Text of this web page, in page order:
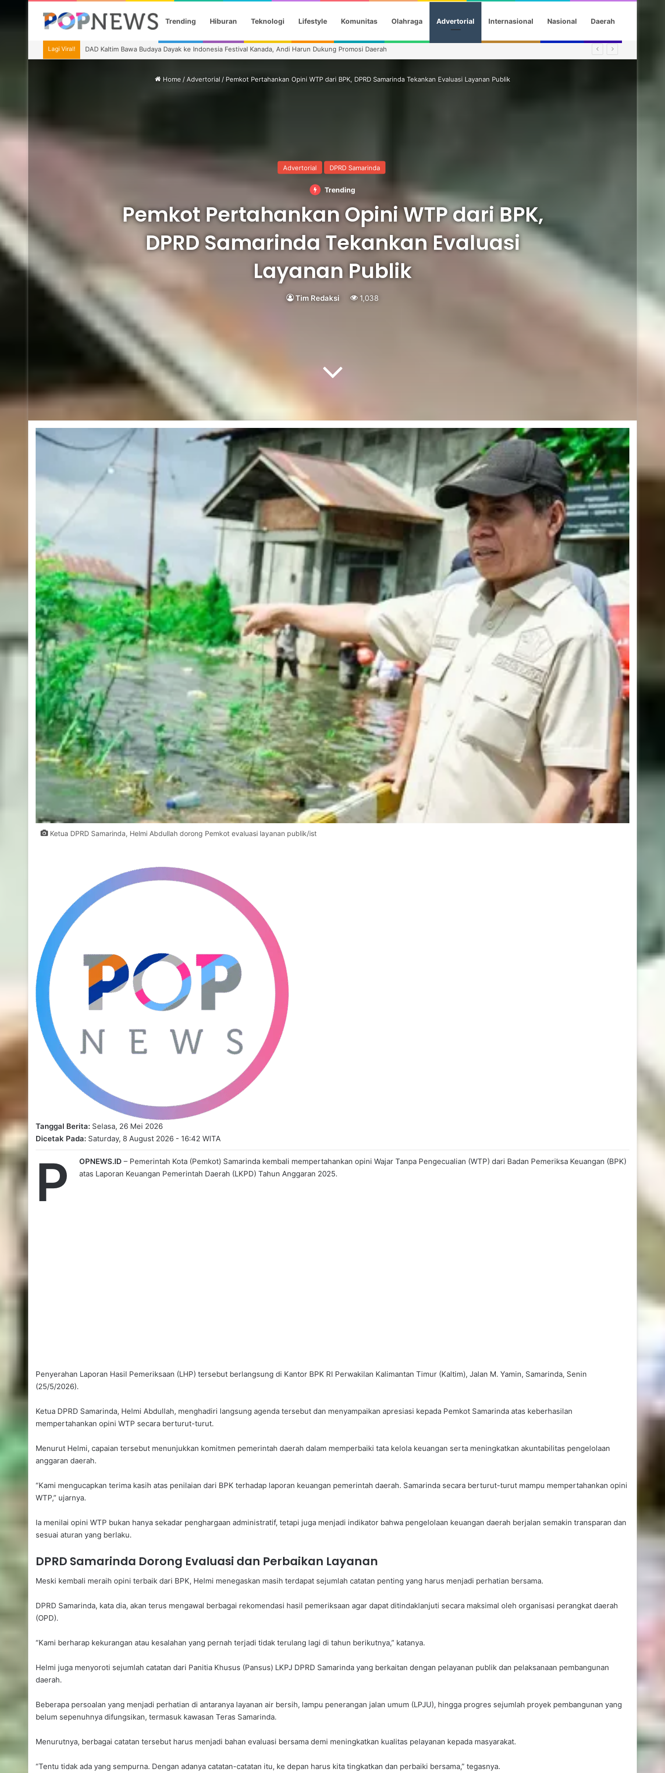
Trending Hiburan Teknologi Lifestyle Komunitas Olahraga Advertorial Internasional Nasional Daerah
Lagi Viral! Ragnar Cetak Gol, Indonesia Tetap Gagal ke Semifinal Piala AFF 2026
Home /Advertorial / Pemkot Pertahankan Opini WTP dari BPK, DPRD Samarinda Tekankan Evaluasi Layanan Publik
Advertorial DPRD Samarinda
Trending
Pemkot Pertahankan Opini WTP dari BPK,
DPRD Samarinda Tekankan Evaluasi
Layanan Publik
Tim Redaksi 1,038
Ketua DPRD Samarinda, Helmi Abdullah dorong Pemkot evaluasi layanan publik/ist
Tanggal Berita: Selasa, 26 Mei 2026
Dicetak Pada: Saturday, 8 August 2026 - 16:42 WITA
P OPNEWS.ID – Pemerintah Kota (Pemkot) Samarinda kembali mempertahankan opini Wajar Tanpa Pengecualian (WTP) dari Badan Pemeriksa Keuangan (BPK)
atas Laporan Keuangan Pemerintah Daerah (LKPD) Tahun Anggaran 2025.
Penyerahan Laporan Hasil Pemeriksaan (LHP) tersebut berlangsung di Kantor BPK RI Perwakilan Kalimantan Timur (Kaltim), Jalan M. Yamin, Samarinda, Senin
(25/5/2026).
Ketua DPRD Samarinda, Helmi Abdullah, menghadiri langsung agenda tersebut dan menyampaikan apresiasi kepada Pemkot Samarinda atas keberhasilan
mempertahankan opini WTP secara berturut-turut.
Menurut Helmi, capaian tersebut menunjukkan komitmen pemerintah daerah dalam memperbaiki tata kelola keuangan serta meningkatkan akuntabilitas pengelolaan
anggaran daerah.
“Kami mengucapkan terima kasih atas penilaian dari BPK terhadap laporan keuangan pemerintah daerah. Samarinda secara berturut-turut mampu mempertahankan opini
WTP,” ujarnya.
Ia menilai opini WTP bukan hanya sekadar penghargaan administratif, tetapi juga menjadi indikator bahwa pengelolaan keuangan daerah berjalan semakin transparan dan
sesuai aturan yang berlaku.
DPRD Samarinda Dorong Evaluasi dan Perbaikan Layanan
Meski kembali meraih opini terbaik dari BPK, Helmi menegaskan masih terdapat sejumlah catatan penting yang harus menjadi perhatian bersama.
DPRD Samarinda, kata dia, akan terus mengawal berbagai rekomendasi hasil pemeriksaan agar dapat ditindaklanjuti secara maksimal oleh organisasi perangkat daerah
(OPD).
“Kami berharap kekurangan atau kesalahan yang pernah terjadi tidak terulang lagi di tahun berikutnya,” katanya.
Helmi juga menyoroti sejumlah catatan dari Panitia Khusus (Pansus) LKPJ DPRD Samarinda yang berkaitan dengan pelayanan publik dan pelaksanaan pembangunan
daerah.
Beberapa persoalan yang menjadi perhatian di antaranya layanan air bersih, lampu penerangan jalan umum (LPJU), hingga progres sejumlah proyek pembangunan yang
belum sepenuhnya difungsikan, termasuk kawasan Teras Samarinda.
Menurutnya, berbagai catatan tersebut harus menjadi bahan evaluasi bersama demi meningkatkan kualitas pelayanan kepada masyarakat.
“Tentu tidak ada yang sempurna. Dengan adanya catatan-catatan itu, ke depan harus kita tingkatkan dan perbaiki bersama,” tegasnya.
Ismail Latisi Minta Pemkot
Tingkatkan Minat Baca, DPRD
Berinovasi, DPRD Samarinda
Tekankan Penguatan Anggaran
Pariwisata